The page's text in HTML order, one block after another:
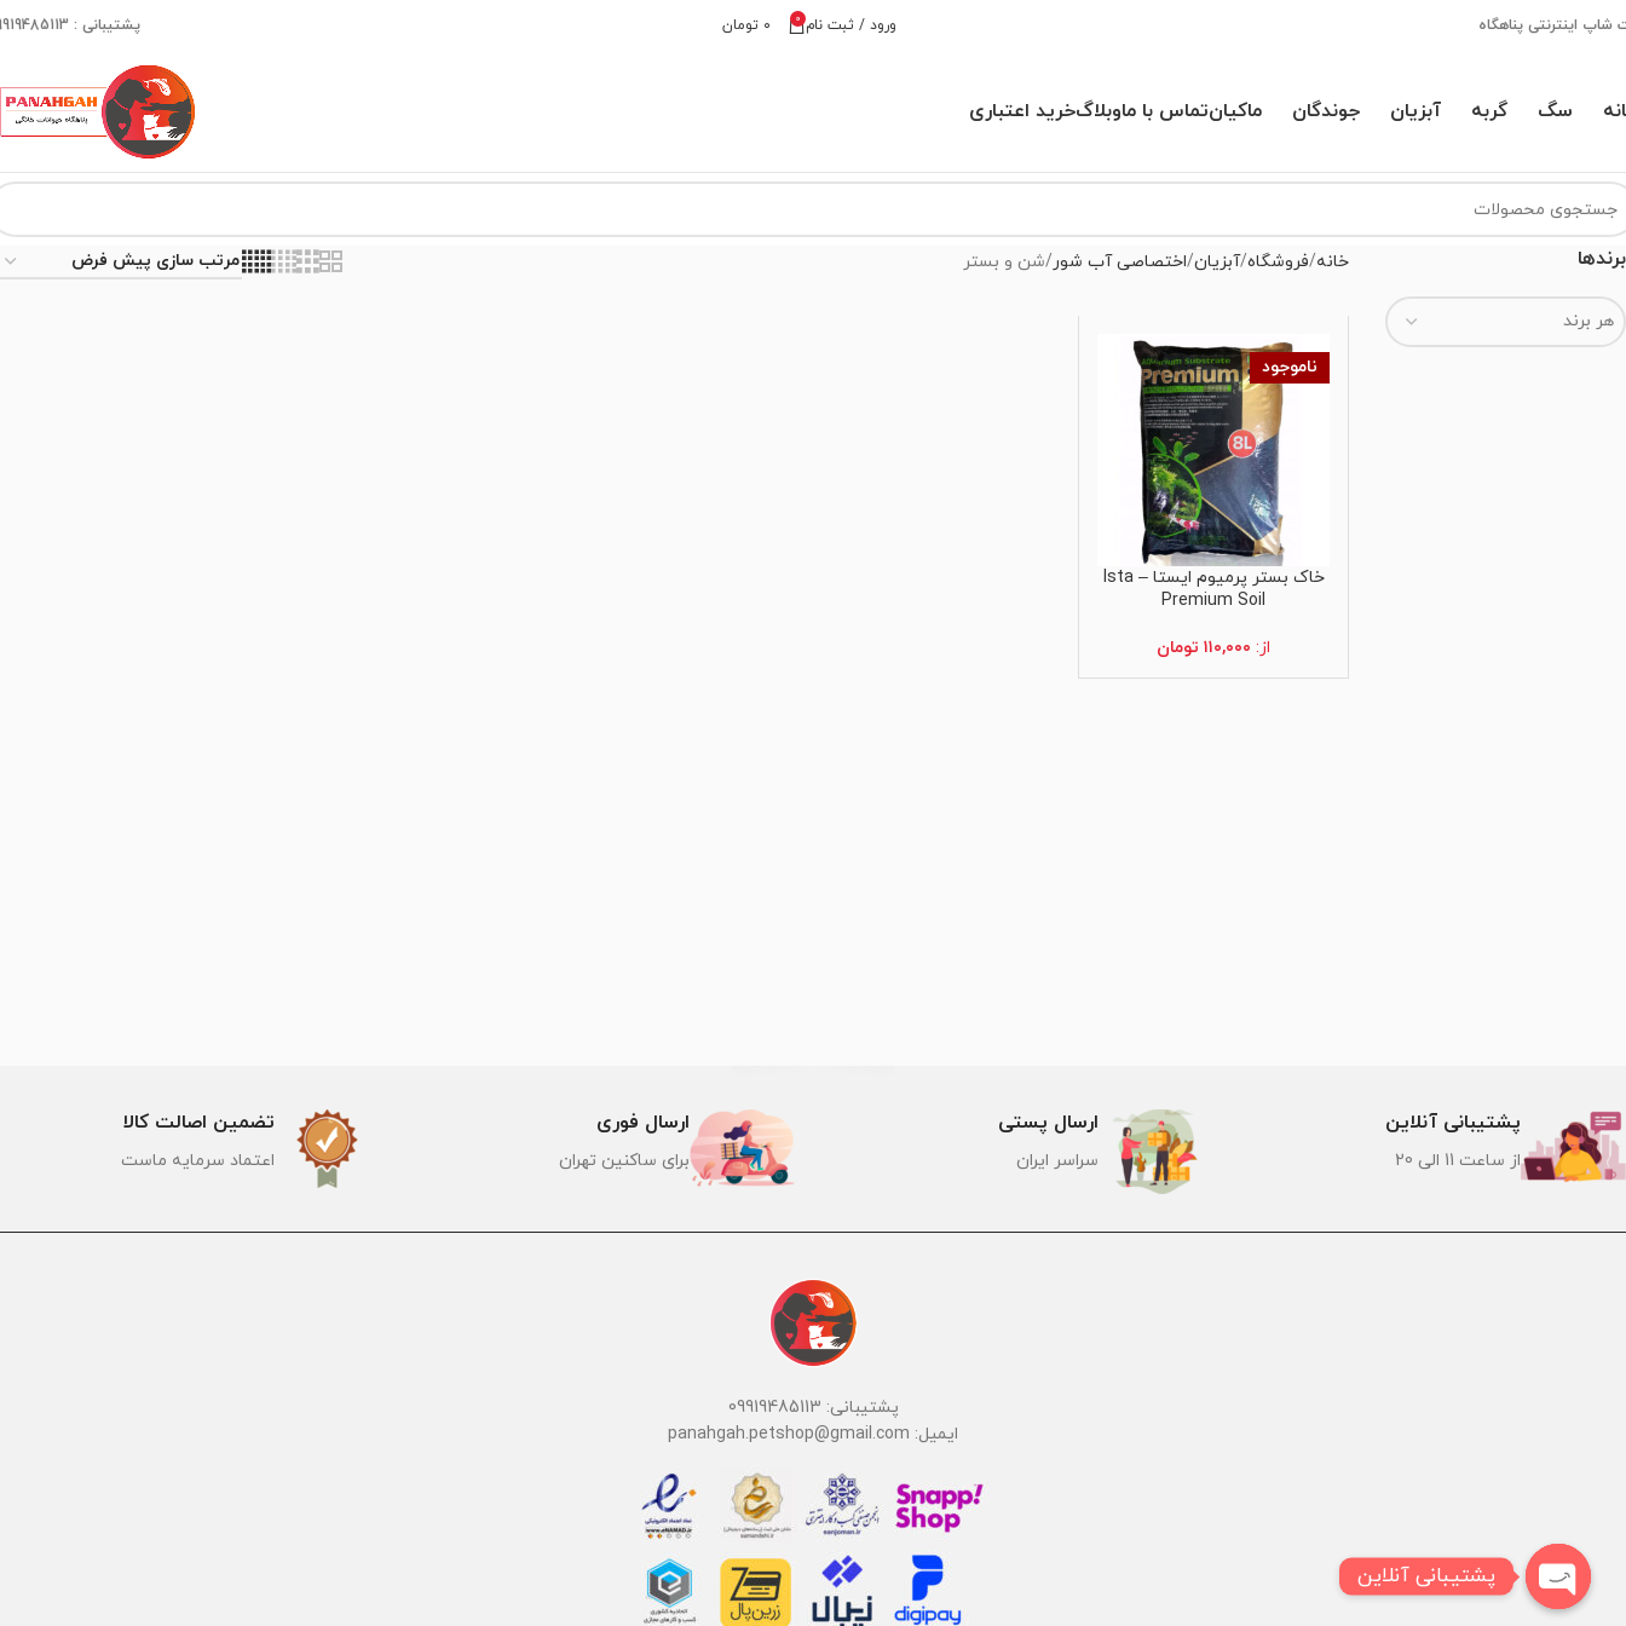
شاپ اینترنتی پناهگاه ورود / ثبت نام 0 ۰ تومان پشتیبانی : 09919485113
سگ گربه آبزیان جوندگان ماکیانتماس با ماوبلاگخرید اعتباری
برندها
هر برند
خانه فروشگاه آبزیان اختصاصی آب شور شن و بستر
ناموجود
انتخاب گزینه ها
خاک بستر پرمیوم ایستا – Ista
Premium Soil
از: ۱۱۰,۰۰۰ تومان
تضمین اصالت کالا
اعتماد سرمایه ماست
ارسال فوری
برای ساکنین تهران
ارسال پستی
سراسر ایران
پشتیبانی آنلاین
از ساعت 11 الی 20
پشتیبانی: 09919485113
ایمیل: panahgah.petshop@gmail.com
پشتیبانی آنلاین